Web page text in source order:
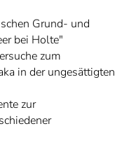
Grund- und
bei Holte"
zum
in der ungesättigten
zur